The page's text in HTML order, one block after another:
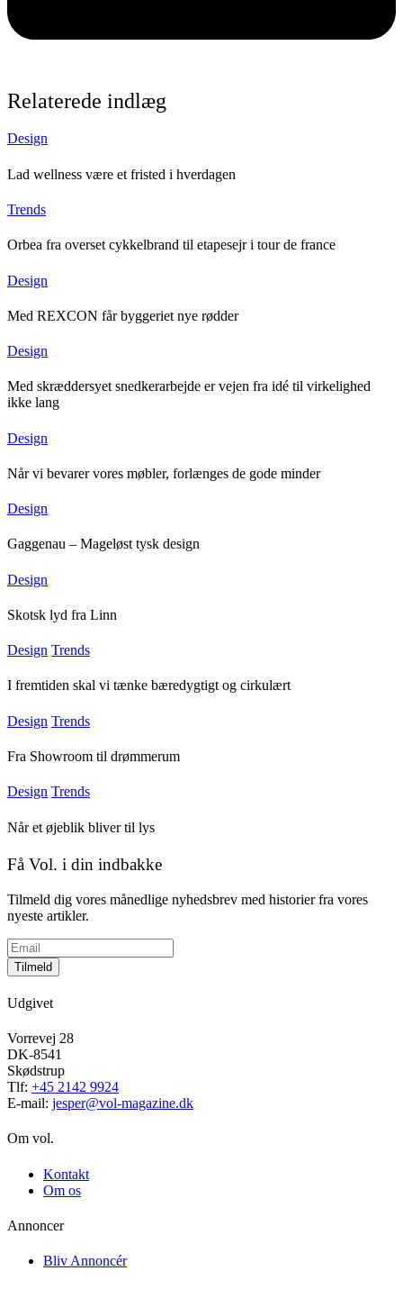
Relaterede indlæg
Design
Lad wellness være et fristed i hverdagen
Trends
Orbea fra overset cykkelbrand til etapesejr i tour de france
Design
Med REXCON får byggeriet nye rødder
Design
Med skræddersyet snedkerarbejde er vejen fra idé til virkelighed
ikke lang
Design
Når vi bevarer vores møbler, forlænges de gode minder
Design
Gaggenau – Mageløst tysk design
Design
Skotsk lyd fra Linn
Design Trends
I fremtiden skal vi tænke bæredygtigt og cirkulært
Design Trends
Fra Showroom til drømmerum
Design Trends
Når et øjeblik bliver til lys
Få Vol. i din indbakke
Tilmeld dig vores månedlige nyhedsbrev med historier fra vores
nyeste artikler.
Tilmeld
Udgivet
Vorrevej 28
DK-8541
Skødstrup
Tlf: +45 2142 9924
E-mail: jesper@vol-magazine.dk
Om vol.
Kontakt
Om os
Annoncer
Bliv Annoncér